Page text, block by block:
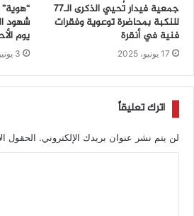
جمعية فيدار تُحيي الذكرى الـ77
للنكبة بمحاضرة توعوية وفقرات
فنية في أنقرة
17 يونيو، 2025
شهود
يوم الأحد 25 أيار/
3 يونيو، 2025
اترك تعليقاً
لن يتم نشر عنوان بريدك الإلكتروني. الحقول